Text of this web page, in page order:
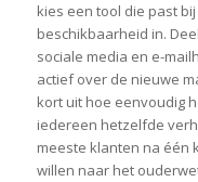
kies een tool die past
beschikbaarheid in.
sociale media en e-
actief over de nieuwe
kort uit hoe eenvoudig
iedereen hetzelfde
meeste klanten na één
willen naar het